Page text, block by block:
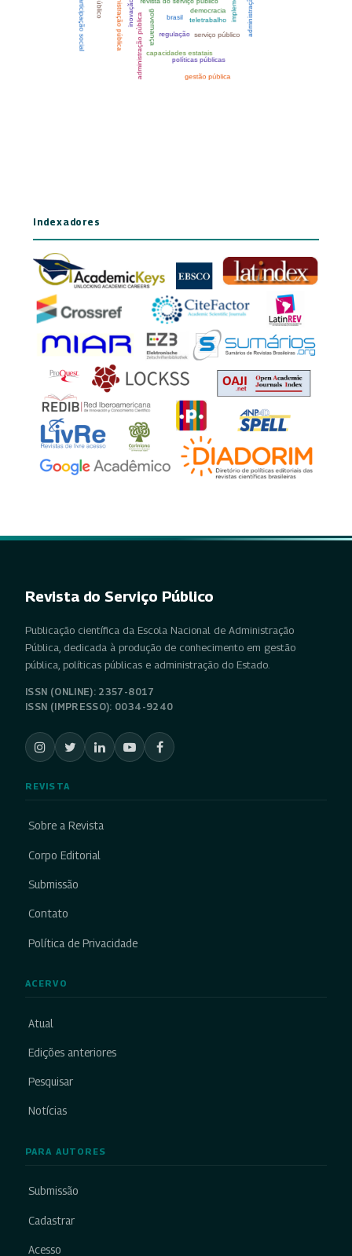
Indexadores
Revista do Serviço Público
Publicação científica da Escola Nacional de Administração
Pública, dedicada à produção de conhecimento em gestão
pública, políticas públicas e administração do Estado.
ISSN (ONLINE): 2357-8017
ISSN (IMPRESSO): 0034-9240
REVISTA
Sobre a Revista
Corpo Editorial
Submissão
Contato
Política de Privacidade
ACERVO
Atual
Edições anteriores
Pesquisar
Notícias
PARA AUTORES
Submissão
Cadastrar
Acesso